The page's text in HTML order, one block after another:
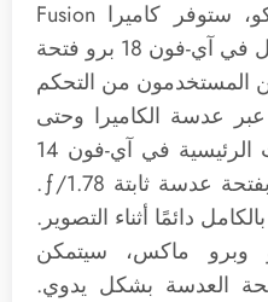
وفقًا للمحلل مينغ تشي كو، ستوفر كاميرا Fusion
الرئيسية بدقة 48 ميجابكسل في آي-فون 18 برو فتحة
المستخدمون من التحكم
عدسة الكاميرا وحتى
المستشعر. تتميز الكاميرات الرئيسية في آي-فون 14
بفتحة عدسة ثابتة ƒ/1.78.
دائمًا أثناء التصوير.
آي-فون 18 برو وبرو ماكس، سيتمكن
العدسة بشكل يدوي.